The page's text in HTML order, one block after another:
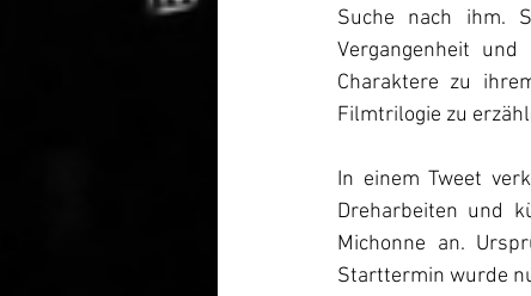
Suche nach ihm.
Vergangenheit
Charaktere zu
Filmtrilogie zu
In einem Tweet
Dreharbeiten und
Michonne an.
Starttermin wurde